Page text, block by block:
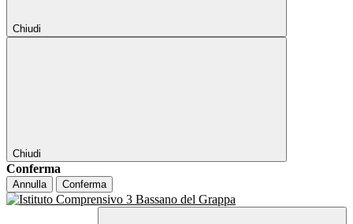
Chiudi
Chiudi
Conferma
Annulla Conferma